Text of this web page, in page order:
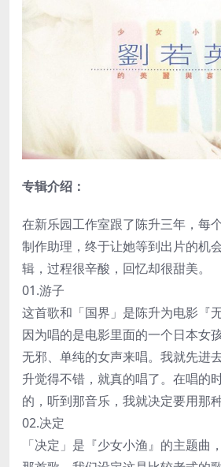
专辑介绍：
在新乐园工作室跟了陈升三年，每
制作助理，终于让她等到出片的机
辑，过程很辛酸，回忆却很甜美。
01.游子
这首歌和「国界」是陈升为电影『
因为唱的是电影里面的一个日本女
无邪、单纯的女声来唱。我就先进
升觉得不错，就真的唱了。在唱的
的，听到那音乐，我就决定要用那种
02.决定
「决定」是『少女小渔』的主题曲